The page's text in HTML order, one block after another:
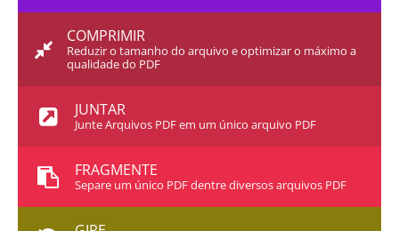
COMPRIMIR
Reduzir o tamanho do arquivo e optimizar o máximo a
qualidade do PDF
JUNTAR
Junte Arquivos PDF em um único arquivo PDF
FRAGMENTE
Separe um único PDF dentre diversos arquivos PDF